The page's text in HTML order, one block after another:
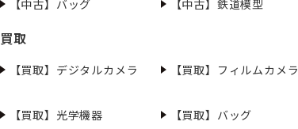
【中古】バッグ 【中古】鉄道模型
買取
【買取】デジタルカメラ 【買取】フィルムカメラ
【買取】光学機器
【買取】バッグ